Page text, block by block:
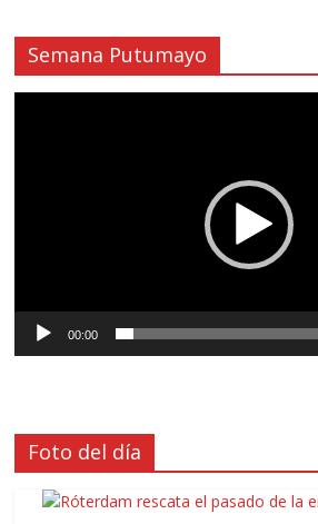
Semana Putumayo
00:00
Foto del día